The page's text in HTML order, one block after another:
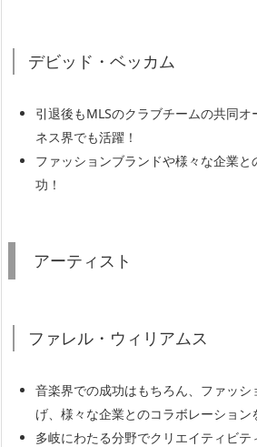
デビッド・ベッカム
引退後もMLSのクラブチームの共同
ネス界でも活躍！
ファッションブランドや様々な企業
功！
アーティスト
ファレル・ウィリアムス
音楽界での成功はもちろん、ファッシ
げ、様々な企業とのコラボレーション
多岐にわたる分野でクリエイティビ